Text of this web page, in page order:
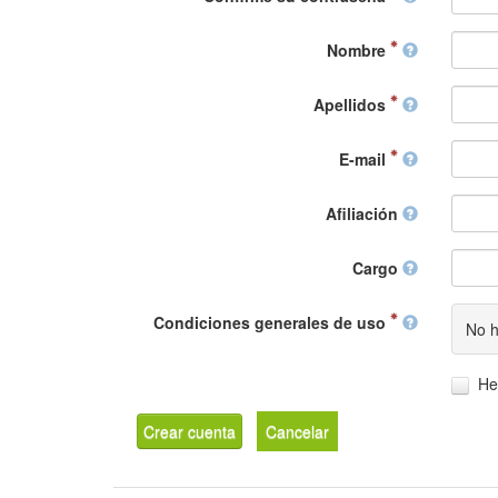
Nombre
Apellidos
E-mail
Afiliación
Cargo
Condiciones generales de uso No
Crear cuenta Cancelar